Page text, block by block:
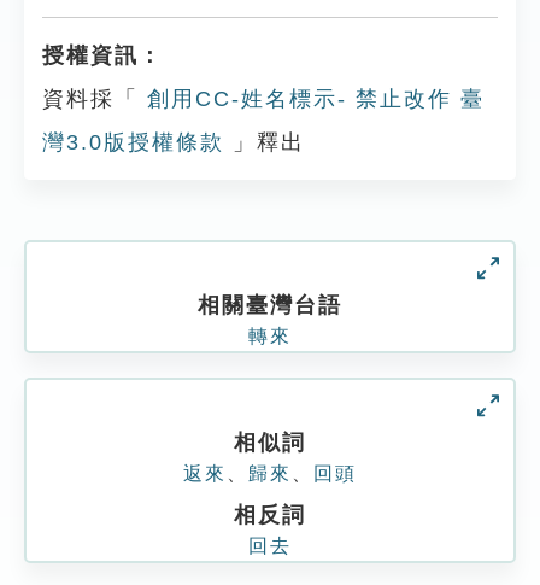
授權資訊：
資料採「
創用CC-姓名標示- 禁止改作 臺
灣3.0版授權條款
」釋出
相關臺灣台語
轉來
相似詞
返來 歸來 回頭
相反詞
回去